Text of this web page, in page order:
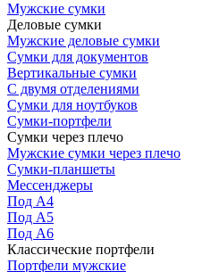
Мужские сумки
Деловые сумки
Мужские деловые сумки
Сумки для документов
Вертикальные сумки
С двумя отделениями
Сумки для ноутбуков
Сумки-портфели
Сумки через плечо
Мужские сумки через плечо
Сумки-планшеты
Мессенджеры
Под А4
Под А5
Под А6
Классические портфели
Портфели мужские